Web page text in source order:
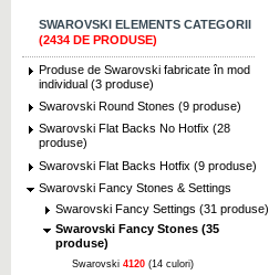
SWAROVSKI ELEMENTS CATEGORII
(2434 DE PRODUSE)
Produse de Swarovski fabricate în mod
individual (3 produse)
Swarovski Round Stones (9 produse)
Swarovski Flat Backs No Hotfix (28
produse)
Swarovski Flat Backs Hotfix (9 produse)
Swarovski Fancy Stones & Settings
Swarovski Fancy Settings (31 produse)
Swarovski Fancy Stones (35
produse)
Swarovski 4120 (14 culori)